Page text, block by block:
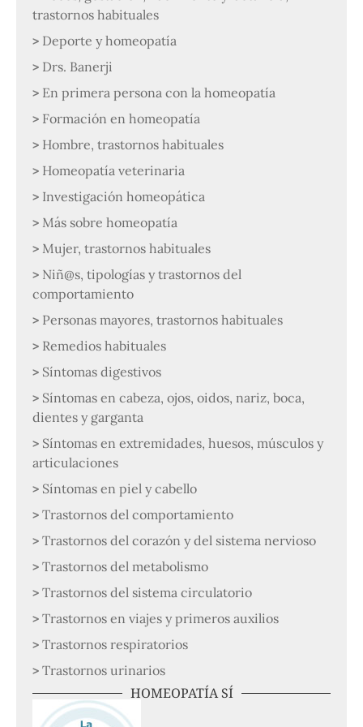
trastornos habituales
Deporte y homeopatía
Drs. Banerji
En primera persona con la homeopatía
Formación en homeopatía
Hombre, trastornos habituales
Homeopatía veterinaria
Investigación homeopática
Más sobre homeopatía
Mujer, trastornos habituales
Niñ@s, tipologías y trastornos del
comportamiento
Personas mayores, trastornos habituales
Remedios habituales
Síntomas digestivos
Síntomas en cabeza, ojos, oidos, nariz, boca,
dientes y garganta
Síntomas en extremidades, huesos, músculos y
articulaciones
Síntomas en piel y cabello
Trastornos del comportamiento
Trastornos del corazón y del sistema nervioso
Trastornos del metabolismo
Trastornos del sistema circulatorio
Trastornos en viajes y primeros auxilios
Trastornos respiratorios
Trastornos urinarios
HOMEOPATÍA SÍ